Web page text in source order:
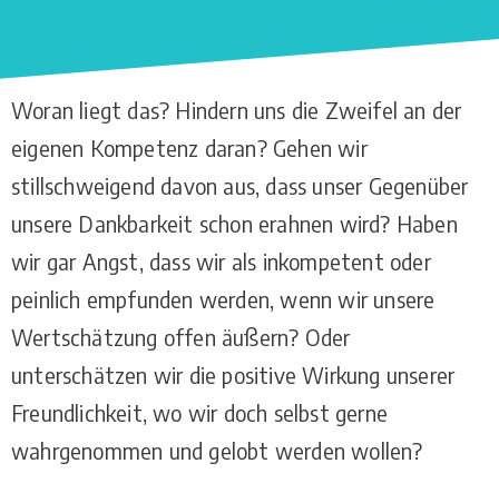
Woran liegt das? Hindern uns die Zweifel an der
eigenen Kompetenz daran? Gehen wir
stillschweigend davon aus, dass unser Gegenüber
unsere Dankbarkeit schon erahnen wird? Haben
wir gar Angst, dass wir als inkompetent oder
peinlich empfunden werden, wenn wir unsere
Wertschätzung offen äußern? Oder
unterschätzen wir die positive Wirkung unserer
Freundlichkeit, wo wir doch selbst gerne
wahrgenommen und gelobt werden wollen?